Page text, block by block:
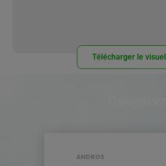
Télécharger le visuel
ANDROS